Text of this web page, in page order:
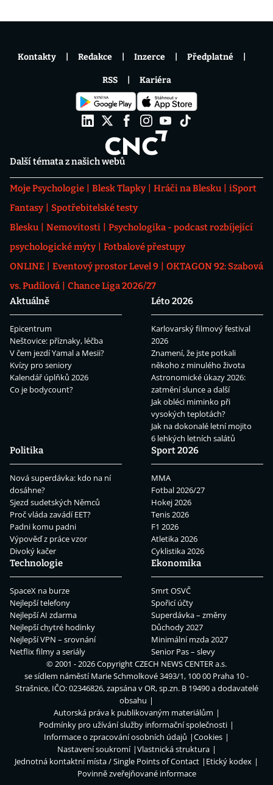
Další témata z našich webů
Moje Psychologie Blesk Tlapky Hráči na Blesku
iSport
Fantasy
Spotřebitelské testy
Blesku
Nemovitosti
Psychologika - podcast rozbíjející
psychologické mýty
Fotbalové přestupy
ONLINE
Eventový prostor Level 9
OKTAGON 92: Szabová
vs. Pudilová
Chance Liga 2026/27
Aktuálně
Epicentrum
Neštovice: příznaky, léčba
V čem jezdí Yamal a Mesii?
Kvízy pro seniory
Kalendář úplňků 2026
Co je bodycount?
Léto 2026
Karlovarský filmový festival
2026
Znamení, že jste potkali
někoho z minulého života
Astronomické úkazy 2026:
zatmění slunce a další
Jak obléci miminko při
vysokých teplotách?
Jak na dokonalé letní mojito
6 lehkých letních salátů
Politika
Nová superdávka: kdo na ní
dosáhne?
Sjezd sudetských Němců
Proč vláda zavádí EET?
Padni komu padni
Výpověď z práce vzor
Divoký kačer
Sport 2026
MMA
Fotbal 2026/27
Hokej 2026
Tenis 2026
F1 2026
Atletika 2026
Cyklistika 2026
Technologie
SpaceX na burze
Nejlepší telefony
Nejlepší AI zdarma
Nejlepší chytré hodinky
Nejlepší VPN – srovnání
Netflix filmy a seriály
Ekonomika
Smrt OSVČ
Spořicí účty
Superdávka – změny
Důchody 2027
Minimální mzda 2027
Senior Pas – slevy
Kontakty Redakce Inzerce Předplatné
RSS Kariéra
© 2001 - 2026 CopyrightCZECH NEWS CENTER a.s.
se sídlem náměstí Marie Schmolkové 3493/1, 100 00 Praha 10 -
Strašnice, IČO: 02346826, zapsána v OR, sp.zn. B 19490 a dodavatelé
obsahu
Autorská práva k publikovaným materiálům
Podmínky pro užívání služby informační společnosti
Informace o zpracování osobních údajů
Cookies
Nastavení soukromí
Vlastnická struktura
Jednotná kontaktní místa / Single Points of Contact
Etický kodex
Povinně zveřejňované informace